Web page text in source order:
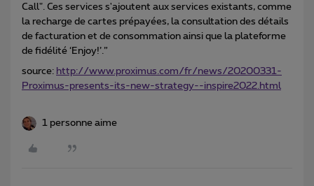
Call". Ces services s'ajoutent aux services existants, comme
la recharge de cartes prépayées, la consultation des détails
de facturation et de consommation ainsi que la plateforme
de fidélité ‘Enjoy!’.”
source: http://www.proximus.com/fr/news/20200331-
Proximus-presents-its-new-strategy--inspire2022.html
1 personne aime